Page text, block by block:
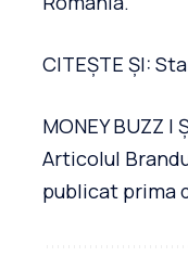
CITEȘTE ȘI:
MONEY BUZZ |
Articolul
publicat prima